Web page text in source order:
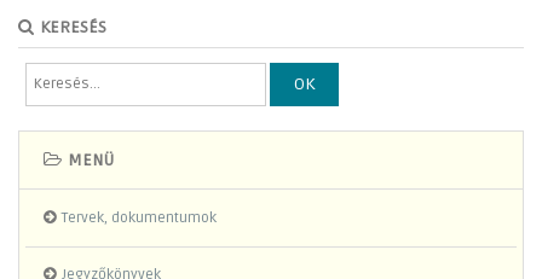
KERESÉS
OK
MENÜ
Tervek, dokumentumok
Jegyzőkönyvek